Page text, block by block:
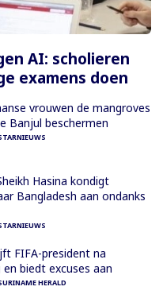
AI: scholieren
examens doen
vrouwen de mangroves
Banjul beschermen
Hasina kondigt
Bangladesh aan ondanks
FIFA-president na
en biedt excuses aan
HERALD